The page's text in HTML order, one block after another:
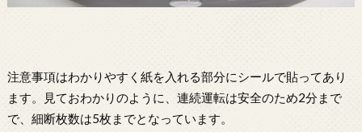
注意事項はわかりやすく紙を入れる部分にシールで貼ってあり
ます。見ておわかりのように、連続運転は安全のため2分まで
で、細断枚数は5枚までとなっています。